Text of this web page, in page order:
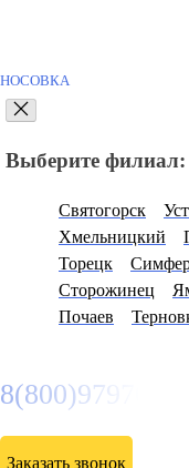
НОСОВКА
Выберите филиал:
Святогорск
Хмельницкий
Торецк
Сторожинец
Почаев
8(800)9797043
Заказать звонок